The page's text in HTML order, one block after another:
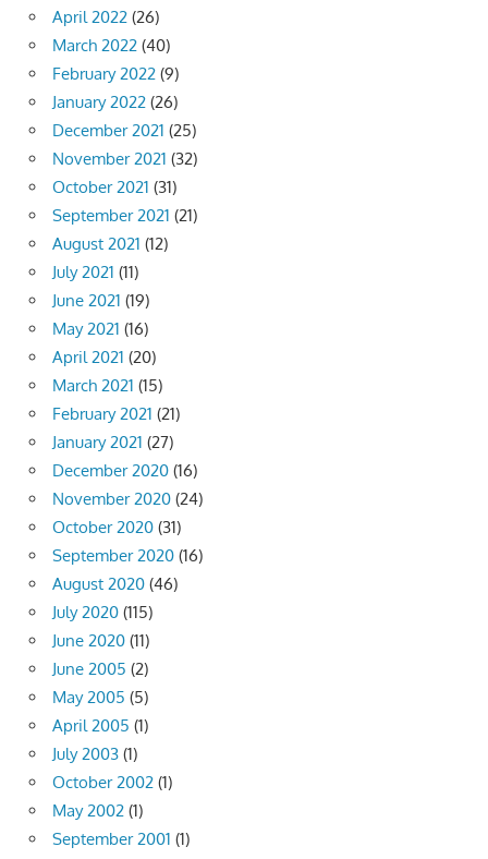
April 2022 (26)
March 2022 (40)
February 2022 (9)
January 2022 (26)
December 2021 (25)
November 2021 (32)
October 2021 (31)
September 2021 (21)
August 2021 (12)
July 2021 (11)
June 2021 (19)
May 2021 (16)
April 2021 (20)
March 2021 (15)
February 2021 (21)
January 2021 (27)
December 2020 (16)
November 2020 (24)
October 2020 (31)
September 2020 (16)
August 2020 (46)
July 2020 (115)
June 2020 (11)
June 2005 (2)
May 2005 (5)
April 2005 (1)
July 2003 (1)
October 2002 (1)
May 2002 (1)
September 2001 (1)